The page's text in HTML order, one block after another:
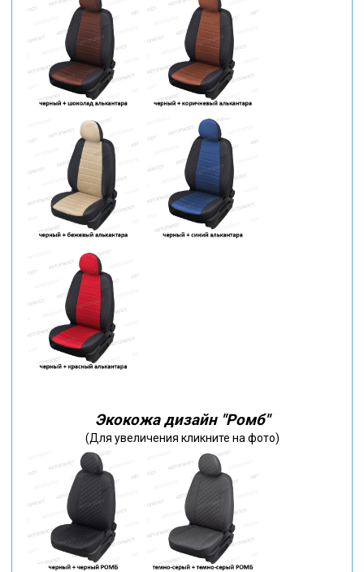
Экокожа дизайн "Ромб"
(Для увеличения кликните на фото)